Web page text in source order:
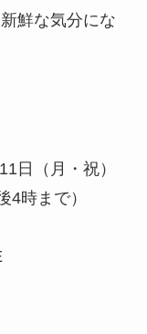
鮮な気分にな
日（月・祝）
4時まで）